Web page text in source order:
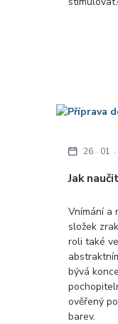
Jak
26 01
Vnímání a
složek
roli také
bývá
ověřený
barev.